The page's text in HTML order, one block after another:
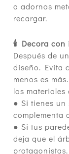
o adornos
recargar.
🕯 Decora con
Después de
diseño. Evita
menos es
los materiales
● Si tienes
complementa
● Si tus
deja que el
protagonistas.